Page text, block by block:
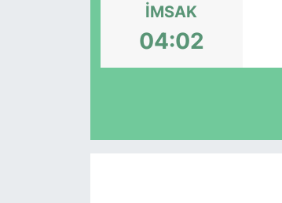
İMSAK
04:02
KÖŞE YAZILARI
KÖŞE YAZILARI (Arşiv)